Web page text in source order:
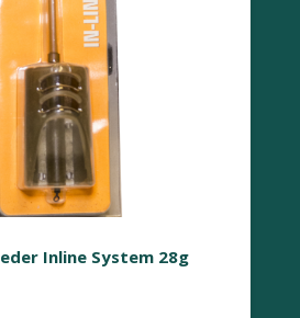
Inline System 28g